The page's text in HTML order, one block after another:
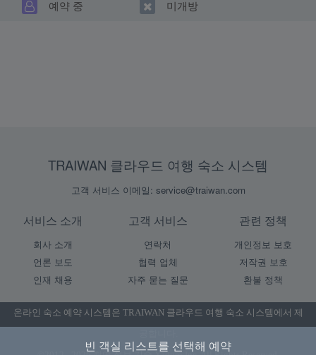
예약 중
미개방
빈 객실 리스트를 선택해 예약
TRAIWAN 클라우드 여행 숙소 시스템
고객 서비스 이메일: service@traiwan.com
서비스 소개
회사 소개
언론 보도
인재 채용
고객 서비스
연락처
협력 업체
자주 묻는 질문
관련 정책
개인정보 보호
저작권 보호
환불 정책
온라인 숙소 예약 시스템은 TRAIWAN 클라우드 여행 숙소 시스템 에서 제